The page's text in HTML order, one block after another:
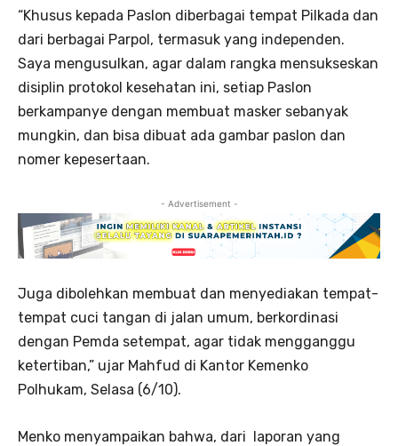
“Khusus kepada Paslon diberbagai tempat Pilkada dan
dari berbagai Parpol, termasuk yang independen.
Saya mengusulkan, agar dalam rangka mensukseskan
disiplin protokol kesehatan ini, setiap Paslon
berkampanye dengan membuat masker sebanyak
mungkin, dan bisa dibuat ada gambar paslon dan
nomer kepesertaan.
- Advertisement -
Juga dibolehkan membuat dan menyediakan tempat-
tempat cuci tangan di jalan umum, berkordinasi
dengan Pemda setempat, agar tidak mengganggu
ketertiban,” ujar Mahfud di Kantor Kemenko
Polhukam, Selasa (6/10).
Menko menyampaikan bahwa, dari laporan yang